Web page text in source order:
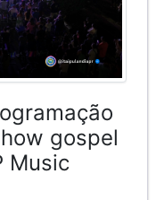
gospel
Music